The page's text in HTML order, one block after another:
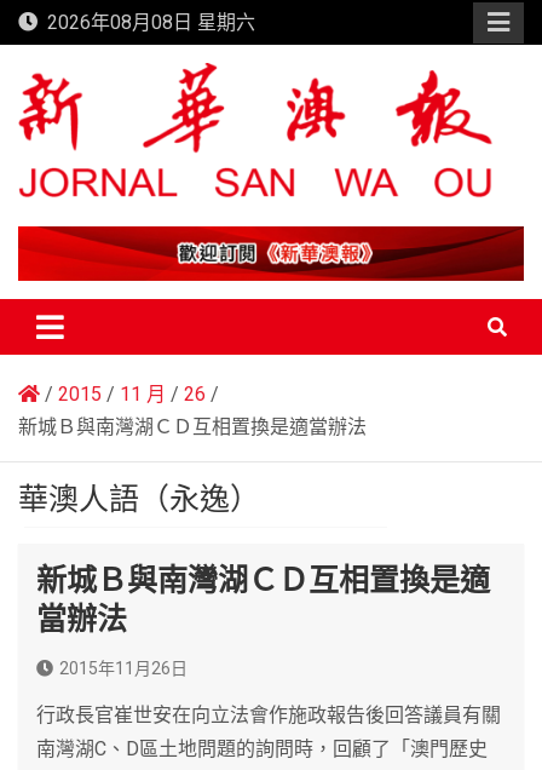
Skip
to
content
2026年08月08日 星期六
新華澳報
2015 11 月
26
新城Ｂ與南灣湖ＣＤ互相置換是適當辦法
華澳人語（永逸）
新城Ｂ與南灣湖ＣＤ互相置換是適
當辦法
2015年11月26日
行政長官崔世安在向立法會作施政報告後回答議員有關
南灣湖C、D區土地問題的詢問時，回顧了「澳門歷史